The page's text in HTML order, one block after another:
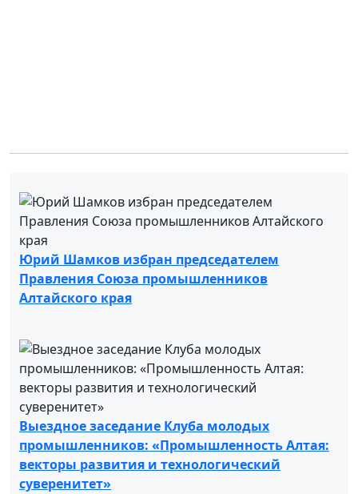
Юрий Шамков избран председателем
Правления Союза промышленников
Алтайского края
Выездное заседание Клуба молодых
промышленников: «Промышленность Алтая:
векторы развития и технологический
суверенитет»